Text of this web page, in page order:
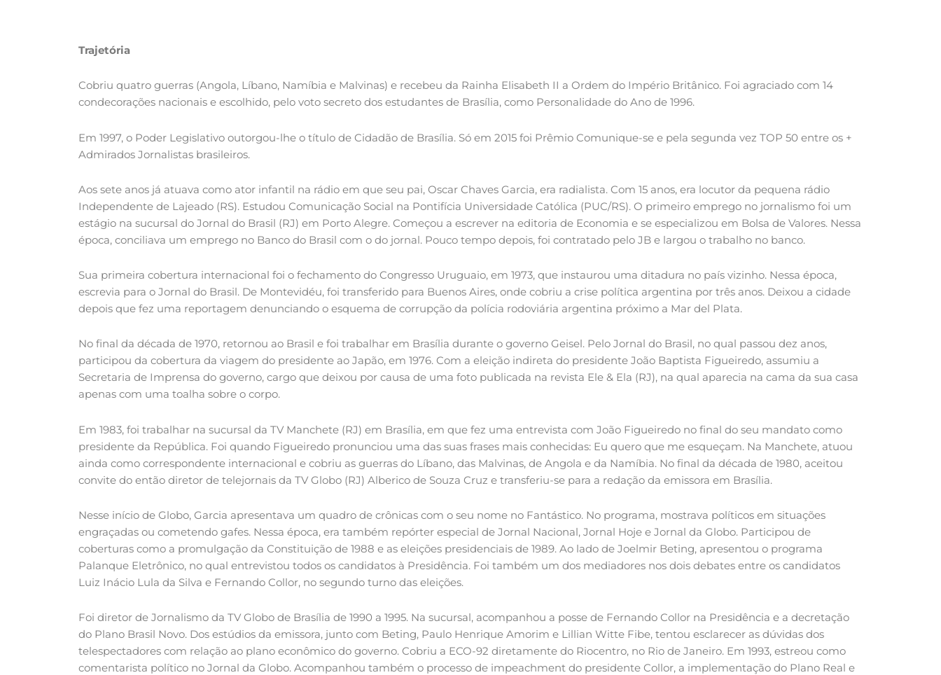
Trajetória
Cobriu quatro guerras (Angola, Líbano, Namíbia e Malvinas) e recebeu da Rainha Elisabeth II a Ordem do Império Britânico. Foi agraciado com 14
condecorações nacionais e escolhido, pelo voto secreto dos estudantes de Brasília, como Personalidade do Ano de 1996.
Em 1997, o Poder Legislativo outorgou-lhe o título de Cidadão de Brasília. Só em 2015 foi Prêmio Comunique-se e pela segunda vez TOP 50 entre os +
Admirados Jornalistas brasileiros.
Aos sete anos já atuava como ator infantil na rádio em que seu pai, Oscar Chaves Garcia, era radialista. Com 15 anos, era locutor da pequena rádio
Independente de Lajeado (RS). Estudou Comunicação Social na Pontifícia Universidade Católica (PUC/RS). O primeiro emprego no jornalismo foi um
estágio na sucursal do Jornal do Brasil (RJ) em Porto Alegre. Começou a escrever na editoria de Economia e se especializou em Bolsa de Valores. Nessa
época, conciliava um emprego no Banco do Brasil com o do jornal. Pouco tempo depois, foi contratado pelo JB e largou o trabalho no banco.
Sua primeira cobertura internacional foi o fechamento do Congresso Uruguaio, em 1973, que instaurou uma ditadura no país vizinho. Nessa época,
escrevia para o Jornal do Brasil. De Montevidéu, foi transferido para Buenos Aires, onde cobriu a crise política argentina por três anos. Deixou a cidade
depois que fez uma reportagem denunciando o esquema de corrupção da polícia rodoviária argentina próximo a Mar del Plata.
No final da década de 1970, retornou ao Brasil e foi trabalhar em Brasília durante o governo Geisel. Pelo Jornal do Brasil, no qual passou dez anos,
participou da cobertura da viagem do presidente ao Japão, em 1976. Com a eleição indireta do presidente João Baptista Figueiredo, assumiu a
Secretaria de Imprensa do governo, cargo que deixou por causa de uma foto publicada na revista Ele & Ela (RJ), na qual aparecia na cama da sua casa
apenas com uma toalha sobre o corpo.
Em 1983, foi trabalhar na sucursal da TV Manchete (RJ) em Brasília, em que fez uma entrevista com João Figueiredo no final do seu mandato como
presidente da República. Foi quando Figueiredo pronunciou uma das suas frases mais conhecidas: Eu quero que me esqueçam. Na Manchete, atuou
ainda como correspondente internacional e cobriu as guerras do Líbano, das Malvinas, de Angola e da Namíbia. No final da década de 1980, aceitou
convite do então diretor de telejornais da TV Globo (RJ) Alberico de Souza Cruz e transferiu-se para a redação da emissora em Brasília.
Nesse início de Globo, Garcia apresentava um quadro de crônicas com o seu nome no Fantástico. No programa, mostrava políticos em situações
engraçadas ou cometendo gafes. Nessa época, era também repórter especial de Jornal Nacional, Jornal Hoje e Jornal da Globo. Participou de
coberturas como a promulgação da Constituição de 1988 e as eleições presidenciais de 1989. Ao lado de Joelmir Beting, apresentou o programa
Palanque Eletrônico, no qual entrevistou todos os candidatos à Presidência. Foi também um dos mediadores nos dois debates entre os candidatos
Luiz Inácio Lula da Silva e Fernando Collor, no segundo turno das eleições.
Foi diretor de Jornalismo da TV Globo de Brasília de 1990 a 1995. Na sucursal, acompanhou a posse de Fernando Collor na Presidência e a decretação
do Plano Brasil Novo. Dos estúdios da emissora, junto com Beting, Paulo Henrique Amorim e Lillian Witte Fibe, tentou esclarecer as dúvidas dos
telespectadores com relação ao plano econômico do governo. Cobriu a ECO-92 diretamente do Riocentro, no Rio de Janeiro. Em 1993, estreou como
comentarista político no Jornal da Globo. Acompanhou também o processo de impeachment do presidente Collor, a implementação do Plano Real e